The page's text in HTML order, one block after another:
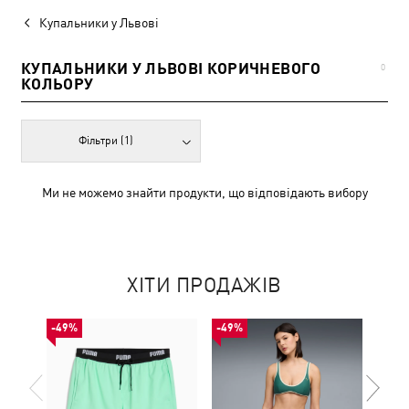
Купальники у Львові
КУПАЛЬНИКИ У ЛЬВОВІ КОРИЧНЕВОГО
КОЛЬОРУ
0
Фільтри (1)
Ми не можемо знайти продукти, що відповідають вибору
ХІТИ ПРОДАЖІВ
-49% -49%